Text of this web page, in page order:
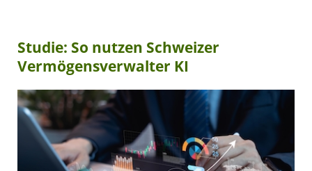
Studie: So nutzen Schweizer
Vermögensverwalter KI